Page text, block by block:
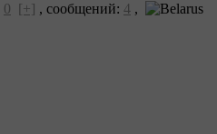
0 [+] , сообщений: 4 ,